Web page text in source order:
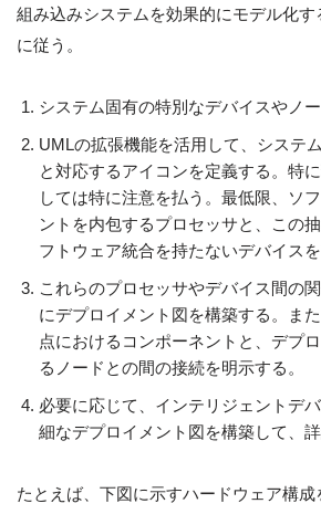
組み込みシステムを効果的にモデル化
に従う。
システム固有の特別なデバイスやノー
UMLの拡張機能を活用して、システ
と対応するアイコンを定義する。特
しては特に注意を払う。最低限、ソ
ントを内包するプロセッサと、この
フトウェア統合を持たないデバイスを
これらのプロセッサやデバイス間の
にデプロイメント図を構築する。ま
点におけるコンポーネントと、デプ
るノードとの間の接続を明示する。
必要に応じて、インテリジェントデ
細なデプロイメント図を構築して、詳
たとえば、下図に示すハードウェア構